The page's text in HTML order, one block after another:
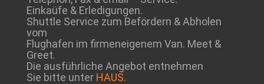
Einkaüfe & Erledigungen.
Shuttle Service zum Befördern & Abholen
vom
Flughafen im firmeneigenem Van. Meet &
Greet.
Die ausführliche Angebot entnehmen
Sie bitte unter HAUS.